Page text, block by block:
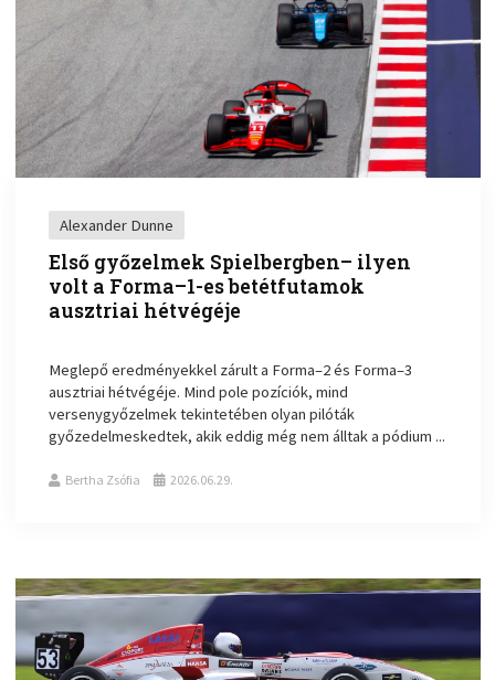
Alexander Dunne
Első győzelmek Spielbergben– ilyen
volt a Forma–1-es betétfutamok
ausztriai hétvégéje
Meglepő eredményekkel zárult a Forma–2 és Forma–3
ausztriai hétvégéje. Mind pole pozíciók, mind
versenygyőzelmek tekintetében olyan pilóták
győzedelmeskedtek, akik eddig még nem álltak a pódium ...
Bertha Zsófia 2026.06.29.